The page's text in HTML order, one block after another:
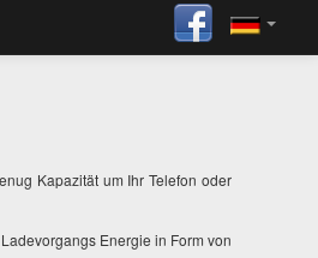
Kapazität um Ihr Telefon oder
Energie in Form von